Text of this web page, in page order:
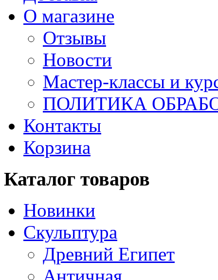
О магазине
Отзывы
Новости
Мастер-классы и
ПОЛИТИКА
Контакты
Корзина
Каталог товаров
Новинки
Скульптура
Древний Египет